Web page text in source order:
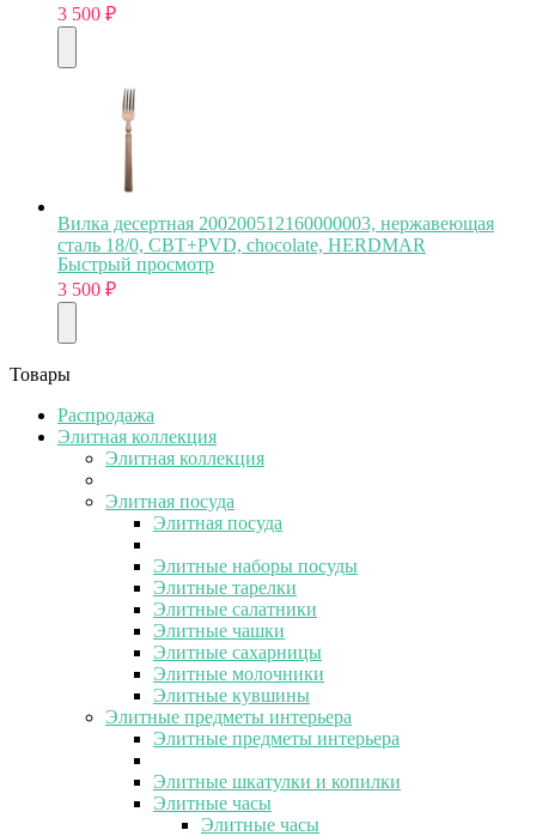
3 500 ₽
Вилка десертная 200200512160000003, нержавеющая
сталь 18/0, CBT+PVD, chocolate, HERDMAR
Быстрый просмотр
3 500 ₽
Товары
Распродажа
Элитная коллекция
Элитная коллекция
Элитная посуда
Элитная посуда
Элитные наборы посуды
Элитные тарелки
Элитные салатники
Элитные чашки
Элитные сахарницы
Элитные молочники
Элитные кувшины
Элитные предметы интерьера
Элитные предметы интерьера
Элитные шкатулки и копилки
Элитные часы
Элитные часы